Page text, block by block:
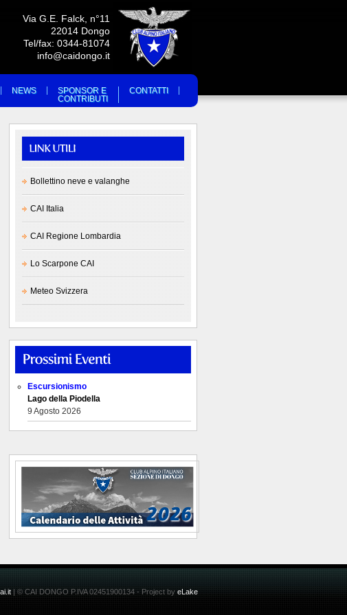
Via G.E. Falck, n°11
22014 Dongo
Tel/fax: 0344-81074
info@caidongo.it
NEWS
SPONSOR E
CONTRIBUTI
CONTATTI
Bollettino neve e valanghe
CAI Italia
CAI Regione Lombardia
Lo Scarpone CAI
Meteo Svizzera
Escursionismo
Lago della Piodella
9 Agosto 2026
| © CAI DONGO P.IVA 02451900134 - Project by eLake